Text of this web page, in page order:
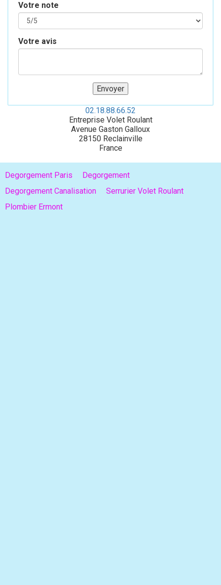
Votre note
Votre avis
02.18.88.66.52
Entreprise Volet Roulant
Avenue Gaston Galloux
28150 Reclainville
France
Degorgement Paris
Degorgement
Degorgement Canalisation
Serrurier Volet Roulant
Plombier Ermont